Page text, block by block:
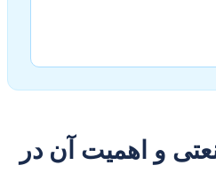
و اهمیت آن در